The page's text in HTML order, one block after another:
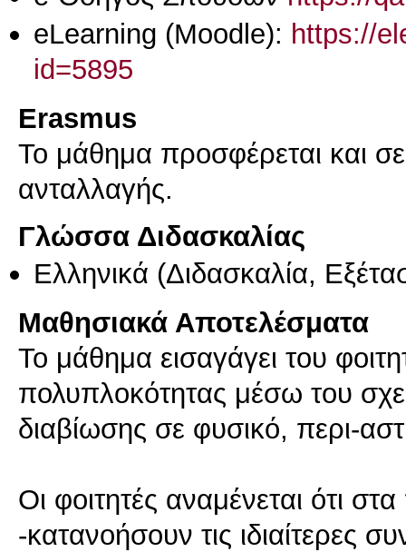
eLearning (Moodle): https://
id=5895
Erasmus
Το μάθημα προσφέρεται και
ανταλλαγής.
Γλώσσα Διδασκαλίας
Ελληνικά (Διδασκαλία,
Μαθησιακά Αποτελέσματα
Το μάθημα εισαγάγει του
πολυπλοκότητας μέσω του
διαβίωσης σε φυσικό, περι-
Οι φοιτητές αναμένεται ότι
-κατανοήσουν τις ιδιαίτερες